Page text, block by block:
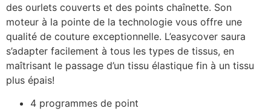
des ourlets couverts et des points chaînette. Son
moteur à la pointe de la technologie vous offre une
qualité de couture exceptionnelle. L’easycover saura
s’adapter facilement à tous les types de tissus, en
maîtrisant le passage d’un tissu élastique fin à un tissu
plus épais!
4 programmes de point